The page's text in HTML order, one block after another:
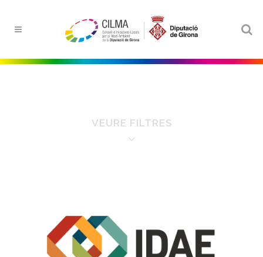
VEURE FILTRES
Aigua
Educació ambiental